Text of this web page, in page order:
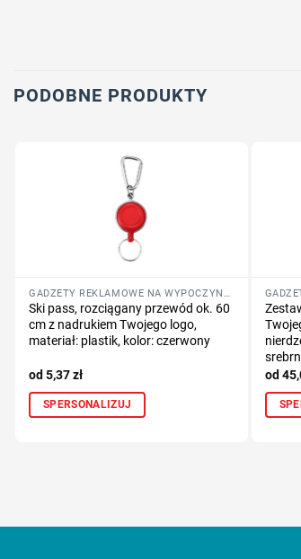
PODOBNE PRODUKTY
Ski pass, rozciągany przewód ok. 60
cm z nadrukiem Twojego logo,
materiał: plastik, kolor: czerwony
5,37zł
SPERSONALIZUJ